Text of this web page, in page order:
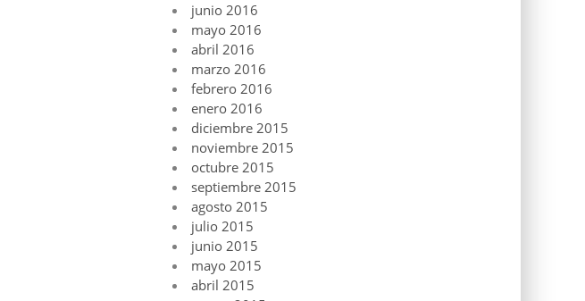
junio 2016
mayo 2016
abril 2016
marzo 2016
febrero 2016
enero 2016
diciembre 2015
noviembre 2015
octubre 2015
septiembre 2015
agosto 2015
julio 2015
junio 2015
mayo 2015
abril 2015